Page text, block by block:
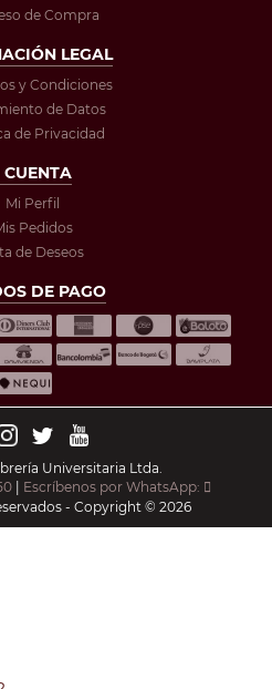
de Compra
LEGAL
y Condiciones
de Datos
de Privacidad
CUENTA
Mi Perfil
Pedidos
de Deseos
DE PAGO
Universitaria Ltda.
| Escríbenos por WhatsApp:
- Copyright © 2026